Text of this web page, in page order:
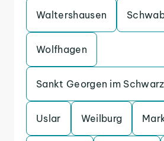
Waltershausen
Wolfhagen
Sankt Georgen im
Uslar Weilburg